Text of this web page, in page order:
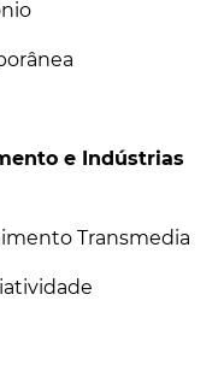
e Indústrias
Transmedia